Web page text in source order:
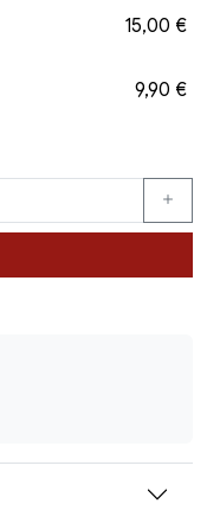
15,00 €
9,90 €